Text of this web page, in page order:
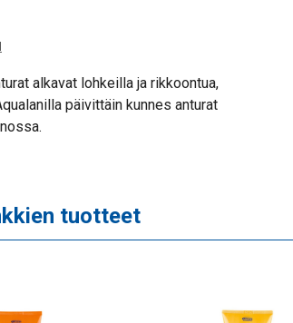
alkavat lohkeilla ja rikkoontua,
päivittäin kunnes anturat
tuotteet